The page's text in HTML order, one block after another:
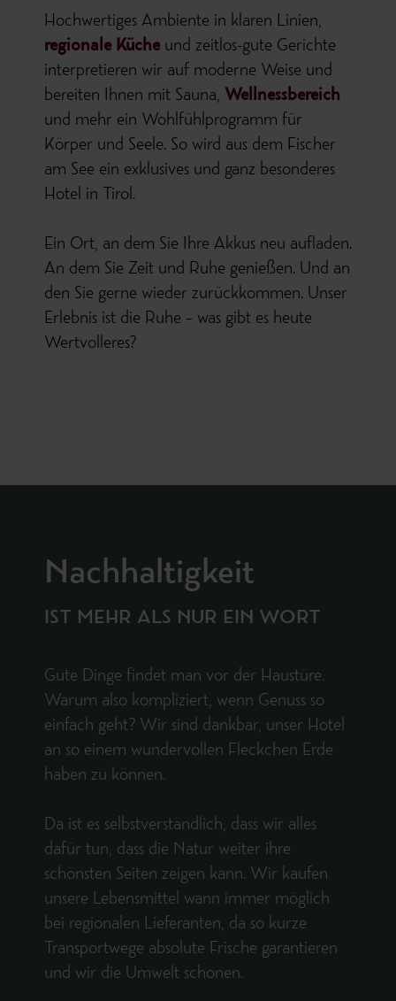
Hochwertiges Ambiente in klaren Linien,
regionale Küche und zeitlos-gute Gerichte
interpretieren wir auf moderne Weise und
bereiten Ihnen mit Sauna, Wellnessbereich
und mehr ein Wohlfühlprogramm für
Körper und Seele. So wird aus dem Fischer
am See ein exklusives und ganz besonderes
Hotel in Tirol.
Ein Ort, an dem Sie Ihre Akkus neu aufladen.
An dem Sie Zeit und Ruhe genießen. Und an
den Sie gerne wieder zurückkommen. Unser
Erlebnis ist die Ruhe – was gibt es heute
Wertvolleres?
Nachhaltigkeit
IST MEHR ALS NUR EIN WORT
Gute Dinge findet man vor der Haustüre.
Warum also kompliziert, wenn Genuss so
einfach geht? Wir sind dankbar, unser Hotel
an so einem wundervollen Fleckchen Erde
haben zu können.
Da ist es selbstverständlich, dass wir alles
dafür tun, dass die Natur weiter ihre
schönsten Seiten zeigen kann. Wir kaufen
unsere Lebensmittel wann immer möglich
bei regionalen Lieferanten, da so kurze
Transportwege absolute Frische garantieren
und wir die Umwelt schonen.